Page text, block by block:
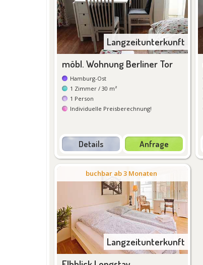
Langzeitunterkunft
möbl. Wohnung Berliner Tor
Hamburg-Ost
1 Zimmer/ 30 m²
1 Person
Individuelle Preisberechnung!
Details
Details Anfrage
buchbar ab 3 Monaten
Langzeitunterkunft